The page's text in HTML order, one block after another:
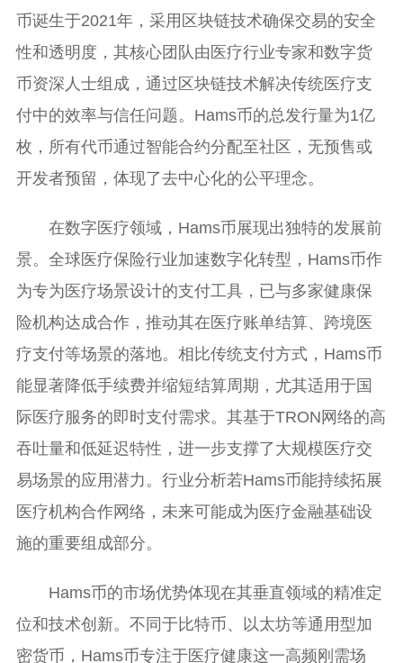
币诞生于2021年，采用区块链技术确保交易的安全
性和透明度，其核心团队由医疗行业专家和数字货
币资深人士组成，通过区块链技术解决传统医疗支
付中的效率与信任问题。Hams币的总发行量为1亿
枚，所有代币通过智能合约分配至社区，无预售或
开发者预留，体现了去中心化的公平理念。
在数字医疗领域，Hams币展现出独特的发展前
景。全球医疗保险行业加速数字化转型，Hams币作
为专为医疗场景设计的支付工具，已与多家健康保
险机构达成合作，推动其在医疗账单结算、跨境医
疗支付等场景的落地。相比传统支付方式，Hams币
能显著降低手续费并缩短结算周期，尤其适用于国
际医疗服务的即时支付需求。其基于TRON网络的高
吞吐量和低延迟特性，进一步支撑了大规模医疗交
易场景的应用潜力。行业分析若Hams币能持续拓展
医疗机构合作网络，未来可能成为医疗金融基础设
施的重要组成部分。
Hams币的市场优势体现在其垂直领域的精准定
位和技术创新。不同于比特币、以太坊等通用型加
密货币，Hams币专注于医疗健康这一高频刚需场